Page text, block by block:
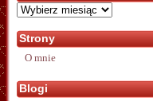
Archiwa
Strony
O mnie
Blogi